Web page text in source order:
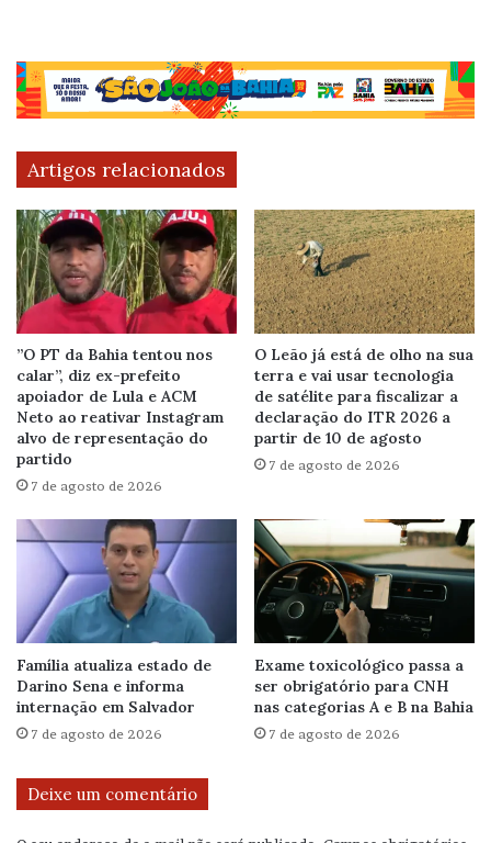
Artigos relacionados
”O PT da Bahia tentou nos
calar”, diz ex-prefeito
apoiador de Lula e ACM
Neto ao reativar Instagram
alvo de representação do
partido
7 de agosto de 2026
O Leão já está de olho na sua
terra e vai usar tecnologia
de satélite para fiscalizar a
declaração do ITR 2026 a
partir de 10 de agosto
7 de agosto de 2026
Família atualiza estado de
Darino Sena e informa
internação em Salvador
7 de agosto de 2026
Exame toxicológico passa a
ser obrigatório para CNH
nas categorias A e B na Bahia
7 de agosto de 2026
Deixe um comentário